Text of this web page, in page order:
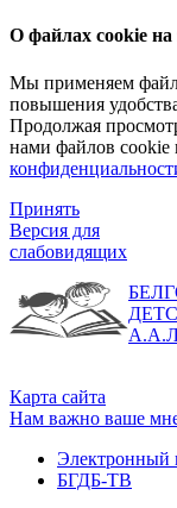
О файлах cookie на
Мы применяем
повышения
Продолжая
нами файлов cookie
Принять
Версия для
слабовидящих
Карта сайта
Нам важно ваше
Электронный
БГДБ-ТВ